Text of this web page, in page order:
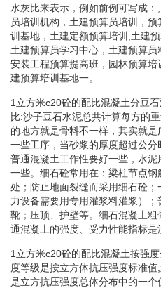
水灰比来表示，例如前例可写成
员培训机构，土建预算员培训，
训基地，土建定额预算培训,土建
土建预算员学习中心，土建预算员
安装工程预算提高班，园林预算
建预算培训基地一。
1立方米c20砼的配比混凝土分豆
比:沙子豆石水泥总共计算每方的
的地方就是骨料不一样，其实就
一些工序，当砂浆的厚度超过公
普通混凝土工作性要好一些，水
一些。细石砼常用在：梁柱节点
处；防止地面裂缝而采用细石砼
力设备需要用专用灌浆料灌浆）
靴；压顶、护壁等。细石混凝土
通混凝土的强度、受力性能指标是
1立方米c20砼的配比混凝土按强
度等级是按立方体抗压强度标准
是立方抗压强度总体分布中的一